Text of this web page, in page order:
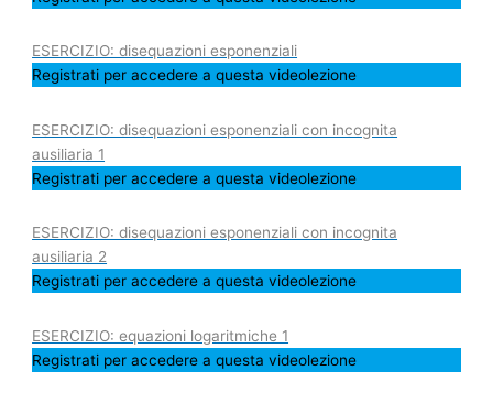
ESERCIZIO: disequazioni esponenziali
Registrati per accedere a questa videolezione
ESERCIZIO: disequazioni esponenziali con incognita
ausiliaria 1
Registrati per accedere a questa videolezione
ESERCIZIO: disequazioni esponenziali con incognita
ausiliaria 2
Registrati per accedere a questa videolezione
ESERCIZIO: equazioni logaritmiche 1
Registrati per accedere a questa videolezione